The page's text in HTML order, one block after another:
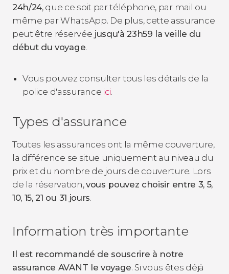
24h/24, que ce soit par téléphone, par mail ou
même par WhatsApp. De plus, cette assurance
peut être réservée jusqu'à 23h59 la veille du
début du voyage.
Vous pouvez consulter tous les détails de la
police d'assurance ici.
Types d'assurance
Toutes les assurances ont la même couverture,
la différence se situe uniquement au niveau du
prix et du nombre de jours de couverture. Lors
de la réservation,vous pouvez choisir entre 3, 5,
10, 15, 21 ou 31 jours.
Information très importante
Il est recommandé de souscrire à notre
assurance AVANT le voyage. Si vous êtes déjà